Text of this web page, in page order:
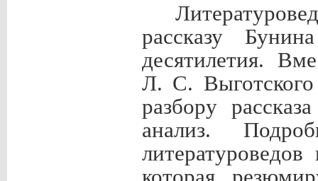
рассказу
десятилетия.
Л. С.
разбору
анализ.